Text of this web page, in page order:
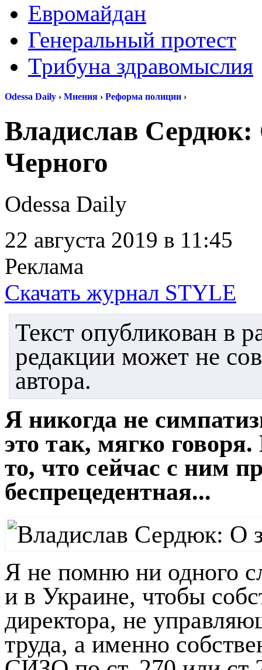
Евромайдан
Генеральный протест
Трибуна здравомыслия
Odessa Daily › Мнения › Реформа полиции ›
Владислав
Черного
Odessa Daily
22 августа 2019 в 11:45
Реклама
Скачать журнал STYLE
Текст опубликован в
редакции может не
автора.
Я никогда не
это так, мягко
то, что сейчас с ним
беспрецедентная...
Я не помню ни одного
и в Украине, чтобы
директора, не
труда, а именно